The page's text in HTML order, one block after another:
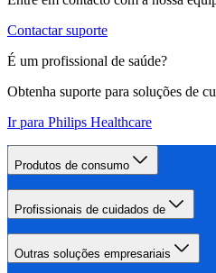
Contactar suporte
É um profissional de saúde?
Obtenha suporte para soluções de
Ir para Philips Healthcare
Produtos de consumo
Profissionais de cuidados de
Outras soluções empresariais